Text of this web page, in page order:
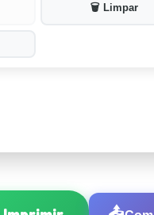
🗑️ Limpar